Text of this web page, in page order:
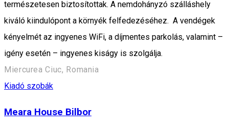
természetesen biztosítottak. A nemdohányzó szálláshely
kiváló kiindulópont a környék felfedezéséhez. A vendégek
kényelmét az ingyenes WiFi, a díjmentes parkolás, valamint –
igény esetén – ingyenes kiságy is szolgálja.
Miercurea Ciuc, Romania
Kiadó szobák
Meara House Bilbor